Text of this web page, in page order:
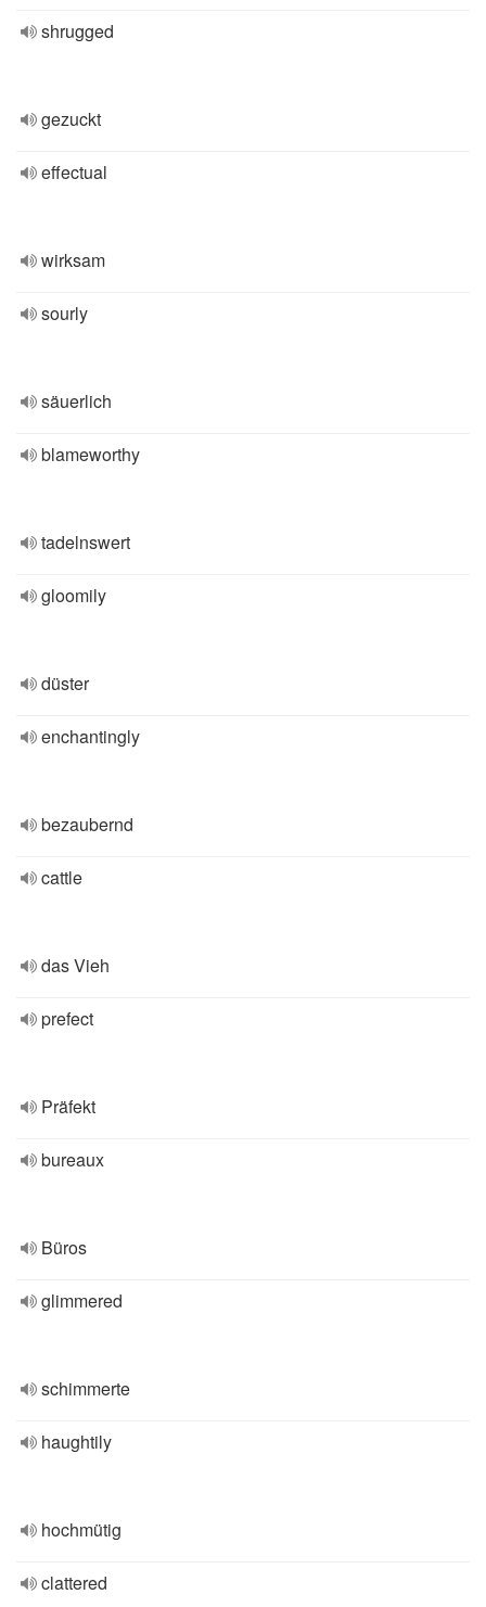
shrugged
gezuckt
effectual
wirksam
sourly
säuerlich
blameworthy
tadelnswert
gloomily
düster
enchantingly
bezaubernd
cattle
das Vieh
prefect
Präfekt
bureaux
Büros
glimmered
schimmerte
haughtily
hochmütig
clattered